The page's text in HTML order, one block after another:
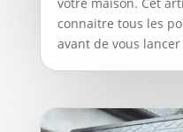
connaitre tous les
avant de vous